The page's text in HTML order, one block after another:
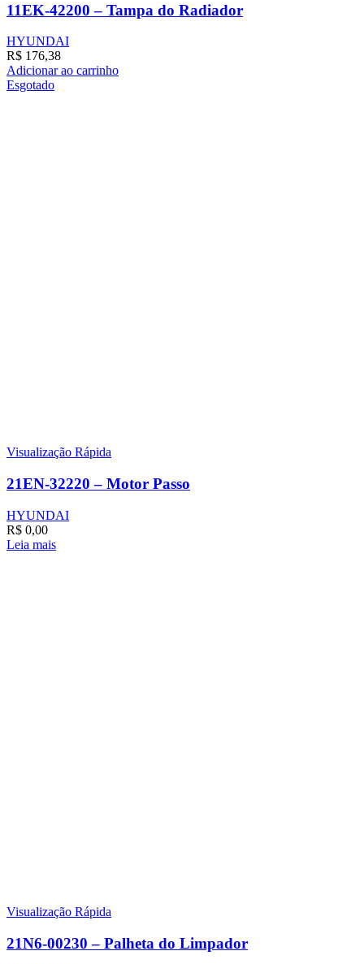
11EK-42200 – Tampa do Radiador
HYUNDAI
R$ 176,38
Adicionar ao carrinho
Esgotado
Visualização Rápida
21EN-32220 – Motor Passo
HYUNDAI
R$ 0,00
Leia mais
Visualização Rápida
21N6-00230 – Palheta do Limpador